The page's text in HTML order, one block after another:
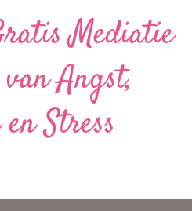
Mediatie
Angst,
Stress